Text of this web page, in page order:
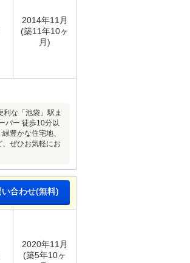
2014年11月
(築11年10ヶ
月)
な「池袋」駅ま
パー 徒歩10分以
豊かな住宅地、
ぜひお気軽にお
い合わせ(無料)
2020年11月
(築5年10ヶ